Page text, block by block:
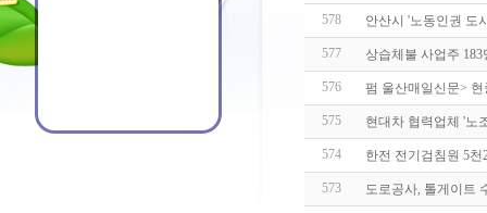
578 안산시 '노동인권 도
577 상습체불 사업주
576 펌 울산매일신문>
575 현대차 협력업체 '노
574 한전 전기검침원 5
573 도로공사, 톨게이트